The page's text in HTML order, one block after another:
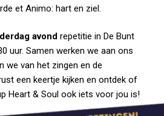
et Animo: hart en ziel.
avond repetitie in De Bunt
uur. Samen werken we aan ons
we van het zingen en de
een keertje kijken en ontdek of
Heart & Soul ook iets voor jou is!